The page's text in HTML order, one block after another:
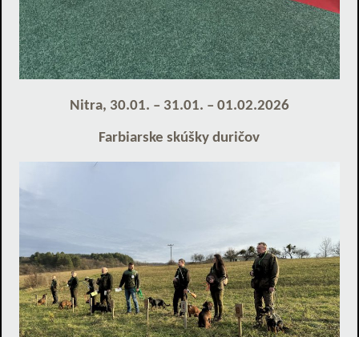
Nitra, 30.01. – 31.01. – 01.02.2026
Farbiarske skúšky duričov